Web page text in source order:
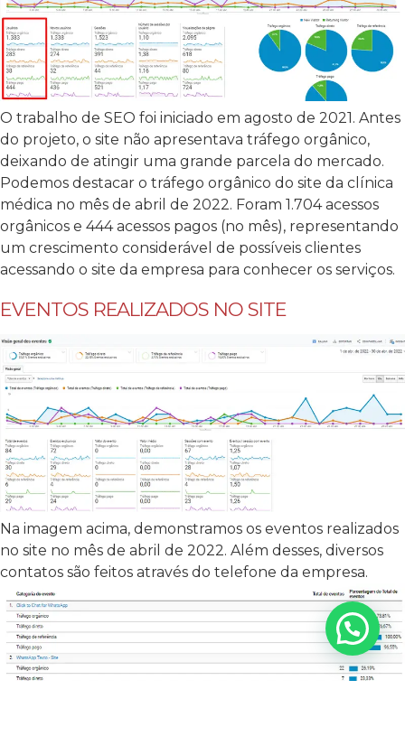
O trabalho de SEO foi iniciado em agosto de 2021. Antes
do projeto, o site não apresentava tráfego orgânico,
deixando de atingir uma grande parcela do mercado.
Podemos destacar o tráfego orgânico do site da clínica
médica no mês de abril de 2022. Foram 1.704 acessos
orgânicos e 444 acessos pagos (no mês), representando
um crescimento considerável de possíveis clientes
acessando o site da empresa para conhecer os serviços.
EVENTOS REALIZADOS NO SITE
Na imagem acima, demonstramos os eventos realizados
no site no mês de abril de 2022. Além desses, diversos
contatos são feitos através do telefone da empresa.